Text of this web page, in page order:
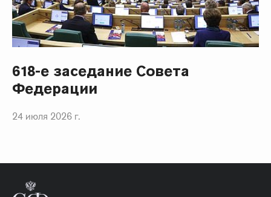
618-е заседание Совета
Федерации
24 июля 2026 г.